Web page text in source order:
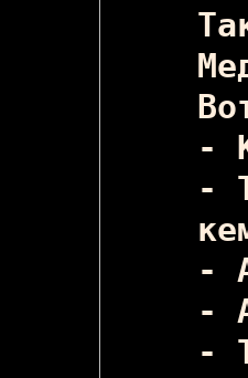
-
-
-
-
-